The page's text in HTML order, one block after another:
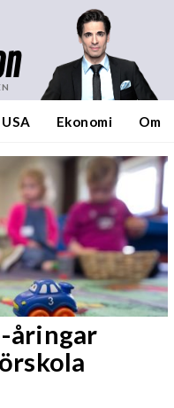
USA Ekonomi Om
åringar